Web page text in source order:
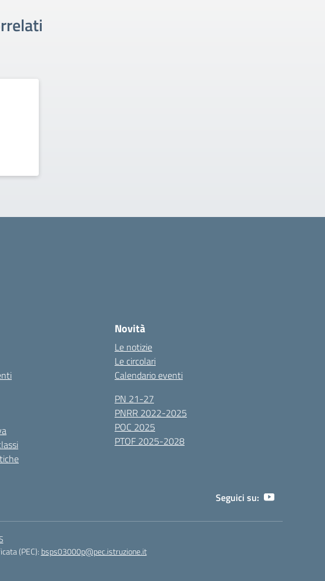
Novità
Le notizie
Le circolari
Calendario eventi
PN 21-27
PNRR 2022-2025
POC 2025
PTOF 2025-2028
Seguici su:
(PEC): bsps03000p@pec.istruzione.it